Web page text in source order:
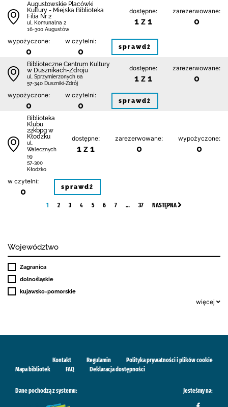
Augustowskie Placówki
Kultury - Miejska Biblioteka
Filia Nr 2
ul. Komunalna 2
16-300 Augustów
dostępne:
1 z 1
zarezerwowane:
0
wypożyczone:
0
w czytelni:
0 sprawdź
Biblioteczne Centrum Kultury
w Dusznikach-Zdroju
ul. Sprzymierzonych 6a
57-340 Duszniki-Zdrój
dostępne:
1 z 1
zarezerwowane:
0
wypożyczone:
0
w czytelni:
0 sprawdź
Biblioteka
Klubu
22kbpg w
Kłodzku
ul.
Walecznych
59
57-300
Kłodzko
dostępne:
1 z 1
zarezerwowane:
0
wypożyczone:
0
w czytelni:
0 sprawdź
1 2 3 4 5 6 7 … 37 NASTĘPNA
Województwo
Zagranica
dolnośląskie
kujawsko-pomorskie
więcej
Kontakt Regulamin
Polityka prywatności i plików cookie
Mapa bibliotek
FAQ Deklaracja dostępności
Dane pochodzą z systemu: Jesteśmy na: